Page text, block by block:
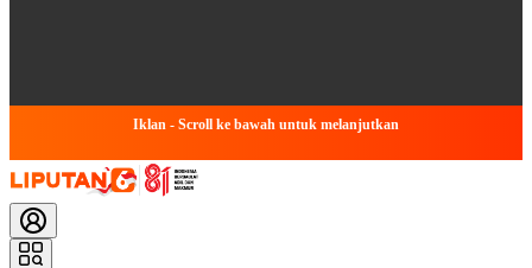
Iklan - Scroll ke bawah untuk melanjutkan